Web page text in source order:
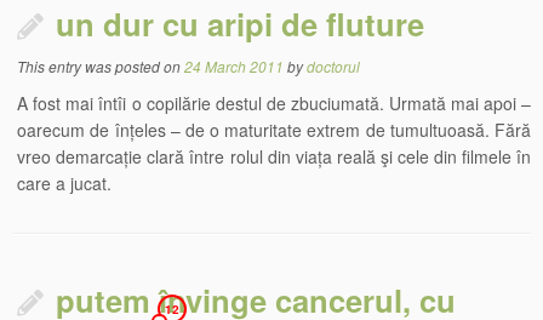
un dur cu aripi de fluture
This entry was posted on24 March 2011 bydoctorul
A fost mai întîi o copilărie destul de zbuciumată. Urmată mai apoi –
oarecum de înțeles – de o maturitate extrem de tumultuoasă. Fără
vreo demarcație clară între rolul din viața reală şi cele din filmele în
care a jucat.
putem învinge cancerul, cu
12